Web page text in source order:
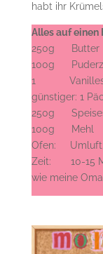
habt ihr
Alles auf einen
250g Butter
100g
1
günstiger: 1
250g
100g Mehl
Ofen: Umluft;
Zeit: 10-15
wie meine